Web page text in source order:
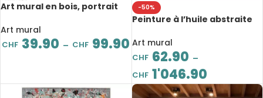
Art mural en bois, portrait
verticales, design moderne
Art mural
CHF 39.90 – CHF 99.90
-50%
Peinture à l’huile abstraite
peinture minimaliste, art
moderne
Art mural
CHF 62.90 –
CHF 1'046.90